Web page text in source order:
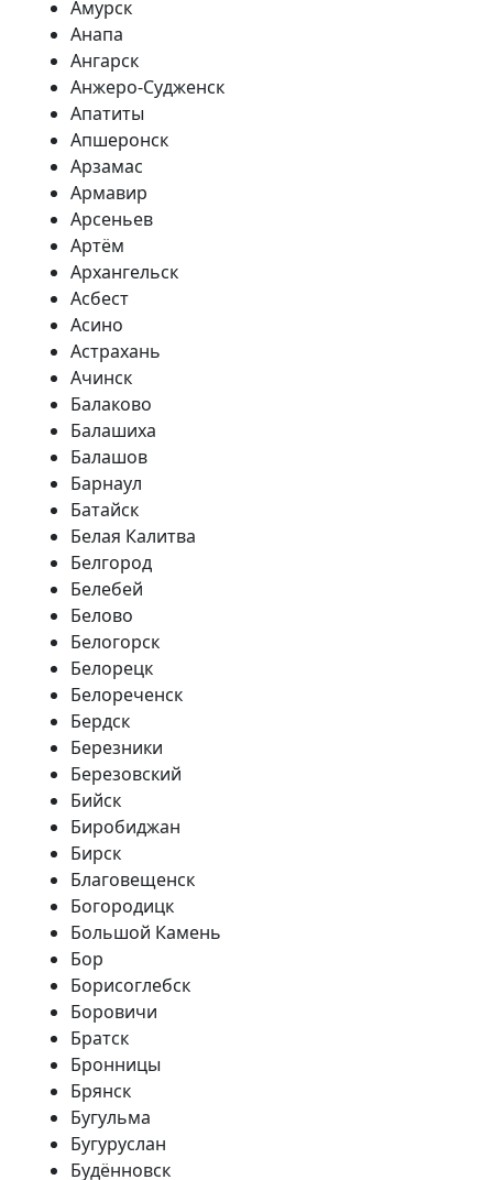
Амурск
Анапа
Ангарск
Анжеро-Судженск
Апатиты
Апшеронск
Арзамас
Армавир
Арсеньев
Артём
Архангельск
Асбест
Асино
Астрахань
Ачинск
Балаково
Балашиха
Балашов
Барнаул
Батайск
Белая Калитва
Белгород
Белебей
Белово
Белогорск
Белорецк
Белореченск
Бердск
Березники
Березовский
Бийск
Биробиджан
Бирск
Благовещенск
Богородицк
Большой Камень
Бор
Борисоглебск
Боровичи
Братск
Бронницы
Брянск
Бугульма
Бугуруслан
Будённовск